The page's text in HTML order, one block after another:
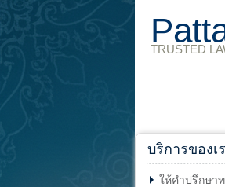
TRUSTED
บริการของเ
ให้คำปรึกษา